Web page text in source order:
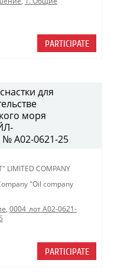
PARTICIPATE
для
моря
A02-0621-25
LIMITED COMPANY
"Oil company
, 0004_лот A02-0621-
PARTICIPATE